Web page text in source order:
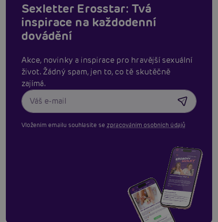
Sexletter Erosstar: Tvá
inspirace na každodenní
dovádění
Akce, novinky a inspirace pro hravější sexuální
život. Žádný spam, jen to, co tě skutěčně
zajímá.
Vložením emailu souhlasíte se zpracováním osobních údajů